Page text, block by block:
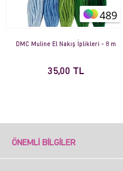
489
DMC Muline El Nakış İplikleri - 8 m
35,00 TL
ÖNEMLI BILGILER